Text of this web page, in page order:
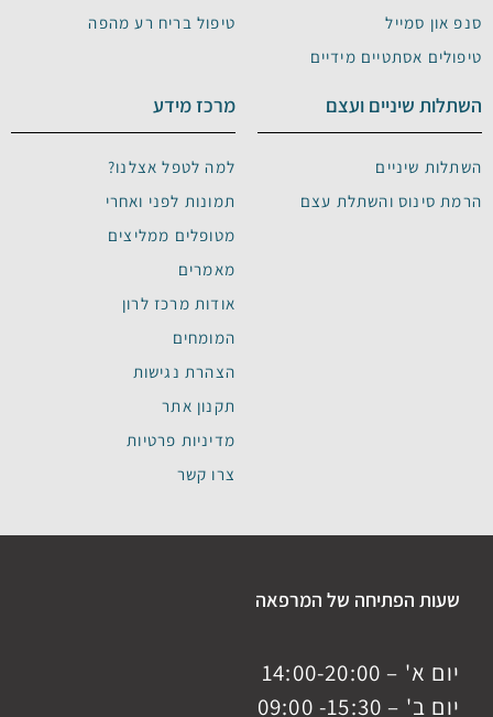
סנפ און סמייל
טיפולים אסתטיים מידיים
טיפול בריח רע מהפה
השתלות שיניים ועצם
השתלות שיניים
הרמת סינוס והשתלת עצם
מרכז מידע
למה לטפל אצלנו?
תמונות לפני ואחרי
מטופלים ממליצים
מאמרים
אודות מרכז לרון
המומחים
הצהרת נגישות
תקנון אתר
מדיניות פרטיות
צרו קשר
שעות הפתיחה של המרפאה
יום א' – 14:00-20:00
יום ב' – 15:30- 09:00